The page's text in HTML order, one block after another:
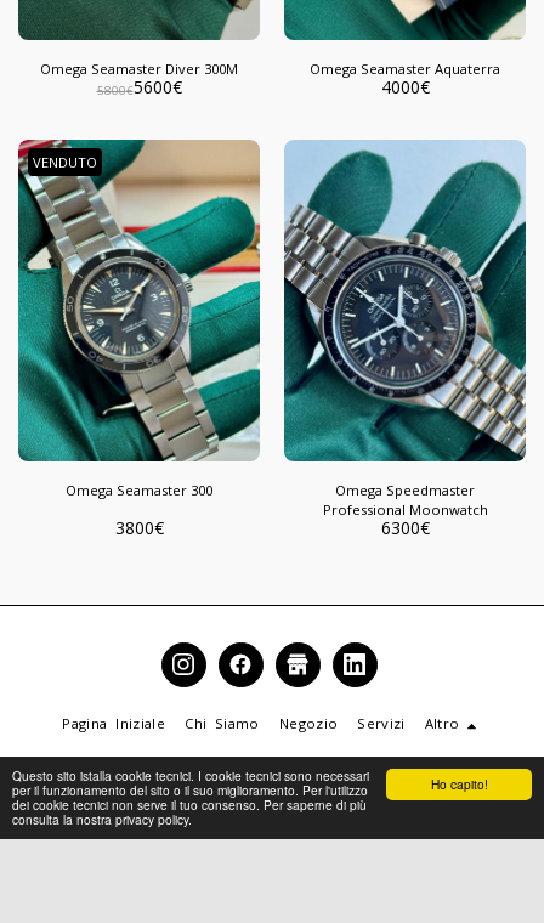
Ho capito!
Questo sito istalla cookie tecnici. I cookie tecnici sono necessari
per il funzionamento del sito o il suo miglioramento. Per l'utilizzo
dei cookie tecnici non serve il tuo consenso. Per saperne di più
consulta la nostra privacy policy.
Omega Seamaster Diver 300M
5800€5600€
Omega Seamaster Aquaterra
4000€
VENDUTO
Omega Seamaster 300
3800€
Omega Speedmaster
Professional Moonwatch
6300€
Pagina Iniziale Chi Siamo Negozio Servizi Altro
Copyright © 2026 Tutti i diritti riservati -IL TEMPO DEI PRINCIPI
Termini e Condizioni|ITDP - Privacy Policy